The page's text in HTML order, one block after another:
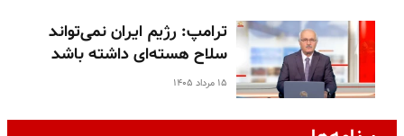
ترامپ: رژیم ایران نمی‌تواند
سلاح هسته‌ای داشته باشد
۱۵ مرداد ۱۴۰۵